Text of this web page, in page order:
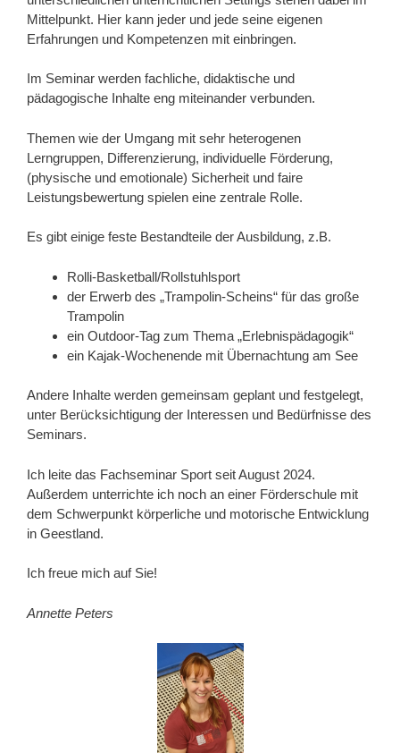
Mittelpunkt. Hier kann jeder und jede seine eigenen
Erfahrungen und Kompetenzen mit einbringen.
Im Seminar werden fachliche, didaktische und
pädagogische Inhalte eng miteinander verbunden.
Themen wie der Umgang mit sehr heterogenen
Lerngruppen, Differenzierung, individuelle Förderung,
(physische und emotionale) Sicherheit und faire
Leistungsbewertung spielen eine zentrale Rolle.
Es gibt einige feste Bestandteile der Ausbildung, z.B.
Rolli-Basketball/Rollstuhlsport
der Erwerb des „Trampolin-Scheins“ für das große
Trampolin
ein Outdoor-Tag zum Thema „Erlebnispädagogik“
ein Kajak-Wochenende mit Übernachtung am See
Andere Inhalte werden gemeinsam geplant und festgelegt,
unter Berücksichtigung der Interessen und Bedürfnisse des
Seminars.
Ich leite das Fachseminar Sport seit August 2024.
Außerdem unterrichte ich noch an einer Förderschule mit
dem Schwerpunkt körperliche und motorische Entwicklung
in Geestland.
Ich freue mich auf Sie!
Annette Peters